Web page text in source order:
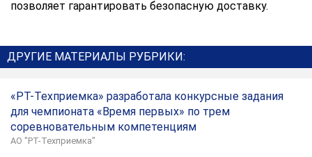
позволяет гарантировать безопасную доставку.
ДРУГИЕ МАТЕРИАЛЫ РУБРИКИ:
«РТ-Техприемка» разработала конкурсные задания
для чемпионата «Время первых» по трем
соревновательным компетенциям
АО "РТ-Техприемка"